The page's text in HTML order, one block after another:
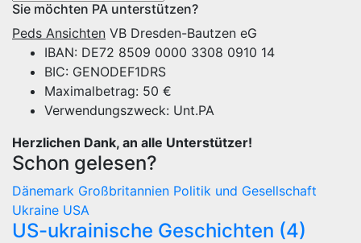
Sie möchten PA unterstützen?
Peds Ansichten VB Dresden-Bautzen eG
IBAN: DE72 8509 0000 3308 0910 14
BIC: GENODEF1DRS
Maximalbetrag: 50 €
Verwendungszweck: Unt.PA
Herzlichen Dank, an alle Unterstützer!
Schon gelesen?
Dänemark Großbritannien Politik und Gesellschaft
Ukraine USA
US-ukrainische Geschichten (4)